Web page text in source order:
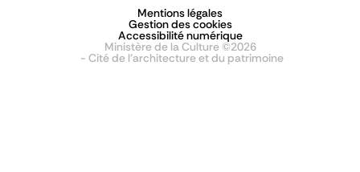
Mentions légales
Gestion des cookies
Accessibilité numérique
Ministère de la Culture ©2026
- Cité de l'architecture et du patrimoine